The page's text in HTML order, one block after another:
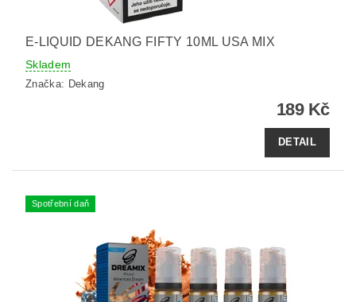
E-LIQUID DEKANG FIFTY 10ML USA MIX
Skladem
Značka: Dekang
189 Kč
DETAIL
Spotřební daň